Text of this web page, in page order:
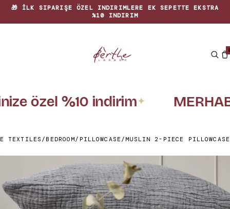
🎁 İLK SIPARIŞE ÖZEL INDIRIMLERE EK SEPETTE EKSTRA
%10 INDIRIM
özel %10 indirim✦
TEXTILES / BEDROOM/ PILLOWCASE / MUSLIN 2-PIECE PILLOWCASE